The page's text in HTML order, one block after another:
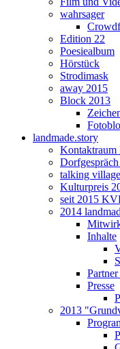
wahrsager
Edition 22
Poesiealbum
Hörstück
Strodimask
away 2015
Block 2013
landmade.story
Kontaktraum
talking
Kulturpreis
seit 2015
2014
Inhalte
Presse
2013